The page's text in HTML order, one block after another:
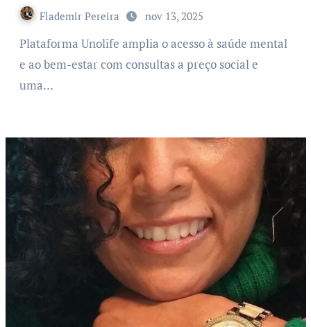
Flademir Pereira nov 13, 2025
Plataforma Unolife amplia o acesso à saúde mental
e ao bem-estar com consultas a preço social e
uma…